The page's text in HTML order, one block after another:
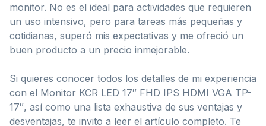
monitor. No es el ideal para actividades que requieren
un uso intensivo, pero para tareas más pequeñas y
cotidianas, superó mis expectativas y me ofreció un
buen producto a un precio inmejorable.
Si quieres conocer todos los detalles de mi experiencia
con el Monitor KCR LED 17″ FHD IPS HDMI VGA TP-
17″, así como una lista exhaustiva de sus ventajas y
desventajas, te invito a leer el artículo completo. Te